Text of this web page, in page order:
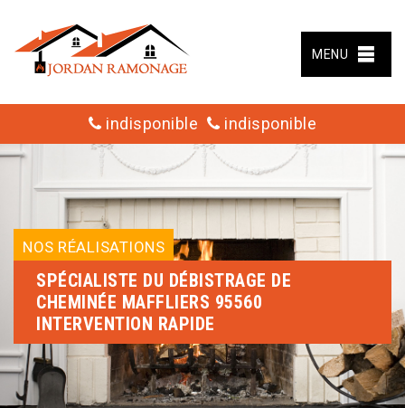
MENU
indisponible indisponible
NOS RÉALISATIONS
SPÉCIALISTE DU DÉBISTRAGE DE
CHEMINÉE MAFFLIERS 95560
INTERVENTION RAPIDE